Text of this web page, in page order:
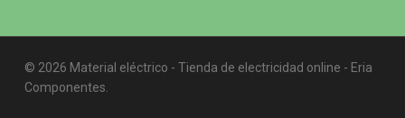
© 2026 Material eléctrico - Tienda de electricidad online - Eria
Componentes.